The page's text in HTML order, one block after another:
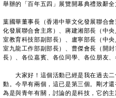
舉辦的「百年五四」展覽開幕典禮致辭全
葉國華董事長（香港中華文化發展聯合
化發展聯合會主席）、蔣建湘部長（中
室教育科技部副部長）、盧寧部長（中
室九龍工作部副部長）、曹傑會長（開
長）、各位嘉賓、各位同學、各位朋友、
大家好！這個活動已經是我在過去二
動。今早有兩個，這已是第三個。剛才
為是與青年有關，討論的是科技，它的